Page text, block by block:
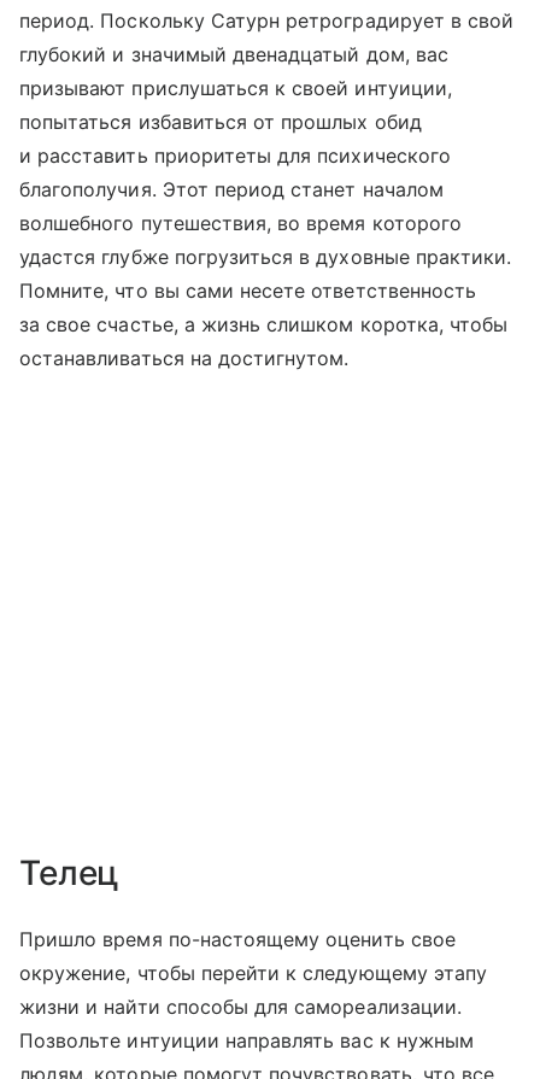
период. Поскольку Сатурн ретроградирует в свой
глубокий и значимый двенадцатый дом, вас
призывают прислушаться к своей интуиции,
попытаться избавиться от прошлых обид
и расставить приоритеты для психического
благополучия. Этот период станет началом
волшебного путешествия, во время которого
удастся глубже погрузиться в духовные практики.
Помните, что вы сами несете ответственность
за свое счастье, а жизнь слишком коротка, чтобы
останавливаться на достигнутом.
Телец
Пришло время по-настоящему оценить свое
окружение, чтобы перейти к следующему этапу
жизни и найти способы для самореализации.
Позвольте интуиции направлять вас к нужным
людям, которые помогут почувствовать, что все